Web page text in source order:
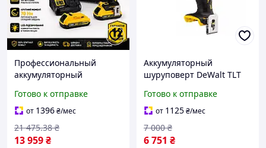
Профессиональный
аккумуляторный
DCD796D2 XR Brushless
18V с ударом по металлу
дерева и кирпичу
Готово к отправке
от 1396₴/мес
13 959₴
21 475.38 ₴
Аккумуляторный
шуруповерт DeWalt TLT
ЗУ)
Готово к отправке
от 1125₴/мес
6 751 ₴
7 000 ₴